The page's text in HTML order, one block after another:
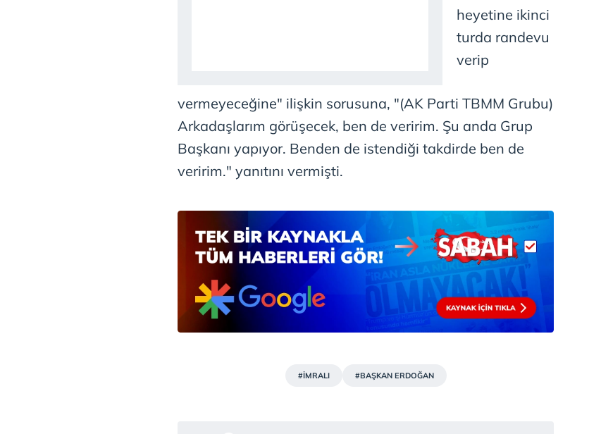
mevzuata uygun olarak kullanılan çerezlerle ilgili bilgi almak için lütfen tıklayınız
heyetine ikinci
turda randevu
verip
vermeyeceğine" ilişkin sorusuna, "(AK Parti TBMM Grubu)
Arkadaşlarım görüşecek, ben de veririm. Şu anda Grup
Başkanı yapıyor. Benden de istendiği takdirde ben de
veririm." yanıtını vermişti.
#İMRALI #BAŞKAN ERDOĞAN